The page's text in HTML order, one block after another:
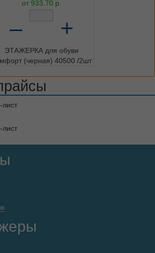
от 933.70 р.
– +
ЭТАЖЕРКА для обуви
(черная) 40500 /2шт
лист
лист